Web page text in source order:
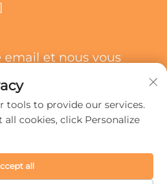
email et nous vous
S’abonner
Xinye Intelligent Label
Politique de confidentialité
tools to provide our services.
cookies, click Personalize
all